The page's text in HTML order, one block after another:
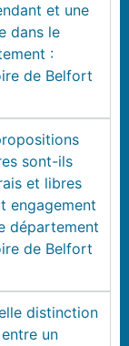
et une
dans le
:
de Belfort
sont-ils
et libres
engagement
département
de Belfort
distinction
un